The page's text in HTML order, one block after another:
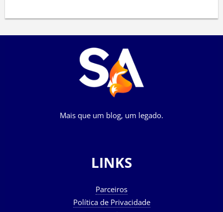
Mais que um blog, um legado.
LINKS
Parceiros
Política de Privacidade